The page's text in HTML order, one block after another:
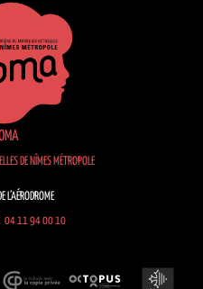
DE NÎMES MÉTROPOLE
04 11 94 00 10